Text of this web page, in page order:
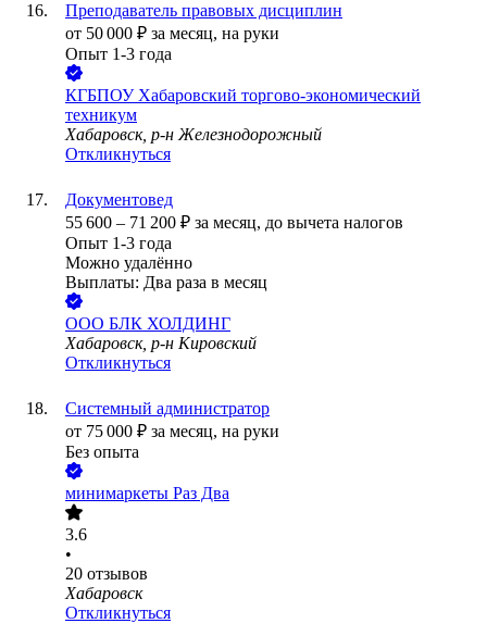
Преподаватель правовых дисциплин
от 50 000 ₽ за месяц, на руки
Опыт 1-3 года
КГБПОУ Хабаровский торгово-экономический
техникум
Хабаровск, р-н Железнодорожный
Откликнуться
Документовед
55 600 – 71 200 ₽ за месяц, до вычета налогов
Опыт 1-3 года
Можно удалённо
Выплаты: Два раза в месяц
ООО БЛК ХОЛДИНГ
Хабаровск, р-н Кировский
Откликнуться
Системный администратор
от 75 000 ₽ за месяц, на руки
Без опыта
минимаркеты Раз Два
3.6
•
20 отзывов
Хабаровск
Откликнуться